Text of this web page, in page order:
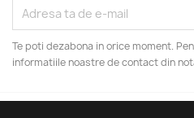
Te poti dezabona in orice moment.
informatiile noastre de contact din